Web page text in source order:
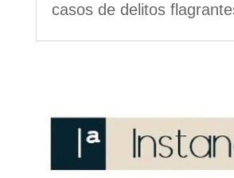
casos de delitos